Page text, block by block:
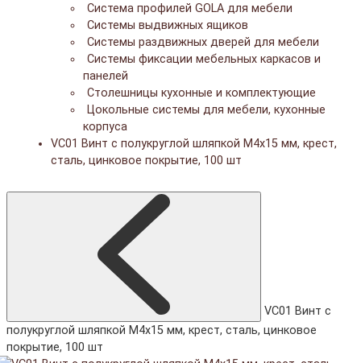
Система профилей GOLA для мебели
Системы выдвижных ящиков
Системы раздвижных дверей для мебели
Системы фиксации мебельных каркасов и
панелей
Столешницы кухонные и комплектующие
Цокольные системы для мебели, кухонные
корпуса
VC01 Винт с полукруглой шляпкой M4x15 мм, крест,
сталь, цинковое покрытие, 100 шт
VC01 Винт с
полукруглой шляпкой M4x15 мм, крест, сталь, цинковое
покрытие, 100 шт